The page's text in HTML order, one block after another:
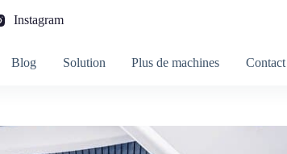
Instagram
Blog Solution Plus de machines Contact